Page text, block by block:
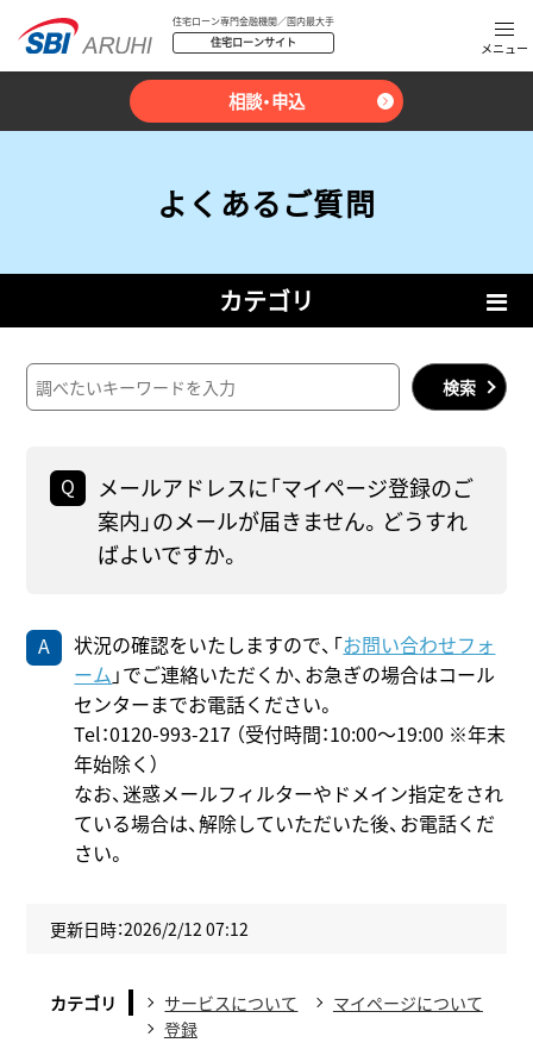
住宅ローン専門金融機関／国内最大手
住宅ローンサイト
相談・申込
よくあるご質問
カテゴリ
検索
メールアドレスに「マイページ登録のご
案内」のメールが届きません。どうすれ
ばよいですか。
状況の確認をいたしますので、「お問い合わせフォ
ーム 」でご連絡いただくか、お急ぎの場合はコール
センターまでお電話ください。
Tel：0120-993-217 （受付時間：10:00～19:00 ※年末
年始除く）
なお、迷惑メールフィルターやドメイン指定をされ
ている場合は、解除していただいた後、お電話くだ
さい。
更新日時：2026/2/12 07:12
カテゴリ サービスについて
マイページについて
登録